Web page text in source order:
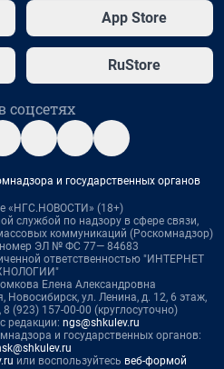
App Store
RuStore
и государственных органов
«НГС.НОВОСТИ» (18+)
службой по надзору в сфере связи,
коммуникаций (Роскомнадзор)
номер ЭЛ № ФС 77— 84683
ответственностью "ИНТЕРНЕТ
Елена Александровна
Новосибирск, ул. Ленина, д. 12, 6 этаж,
(923) 157-00-00 (круглосуточно)
редакции: ngs@shkulev.ru
и государственных органов:
или воспользуйтесь веб-формой